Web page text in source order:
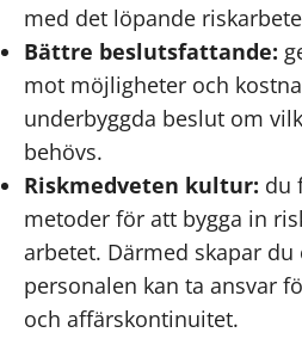
med det löpande
Bättre beslutsfattande:
mot möjligheter och
underbyggda beslut om
behövs.
Riskmedveten kultur: du
metoder för att bygga in
arbetet. Därmed skapar
personalen kan ta ansvar
och affärskontinuitet.